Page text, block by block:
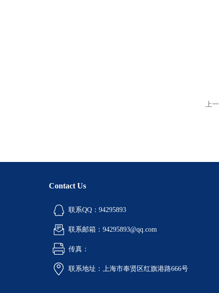
上
Contact Us
联系QQ：94295893
联系邮箱：94295893@qq.com
传真：
联系地址：上海市奉贤区红旗港路666号